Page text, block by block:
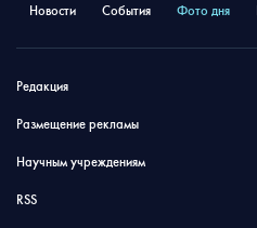
Новости События Фото дня
Редакция
Размещение рекламы
Научным учреждениям
RSS